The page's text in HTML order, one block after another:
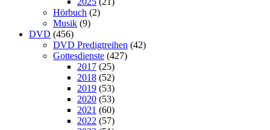
Hörbuch (2)
Musik (9)
DVD (456)
DVD Predigtreihen (42)
Gottesdienste (427)
2017 (25)
2018 (52)
2019 (53)
2020 (53)
2021 (60)
2022 (57)